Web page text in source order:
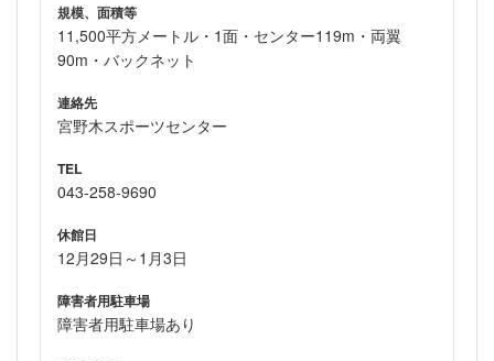
規模、面積等
11,500平方メートル・1面・センター119m・両翼
90m・バックネット
連絡先
宮野木スポーツセンター
TEL
043-258-9690
休館日
12月29日～1月3日
障害者用駐車場
障害者用駐車場あり